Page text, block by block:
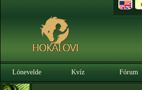
Lónevelde Kvíz Fórum